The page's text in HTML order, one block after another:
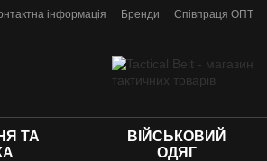
інформація Бренди Співпраця ОПТ
ТА
ВІЙСЬКОВИЙ
ОДЯГ